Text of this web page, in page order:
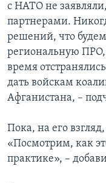
с НАТО не
партнерами.
решений, что
региональную ПРО,
время
дать войскам
Афганистана, –
Пока, на его
«Посмотрим, как
практике», –